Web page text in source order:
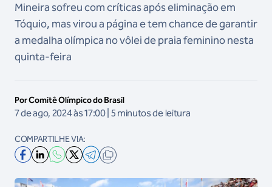
Mineira sofreu com críticas após eliminação em
Tóquio, mas virou a página e tem chance de garantir
a medalha olímpica no vôlei de praia feminino nesta
quinta-feira
Por Comitê Olímpico do Brasil
7 de ago, 2024 às 17:00 | 5 minutos de leitura
COMPARTILHE VIA: